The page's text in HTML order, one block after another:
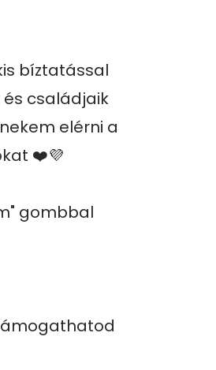
bíztatással
családjaik
elérni a
❤️💜
gombbal